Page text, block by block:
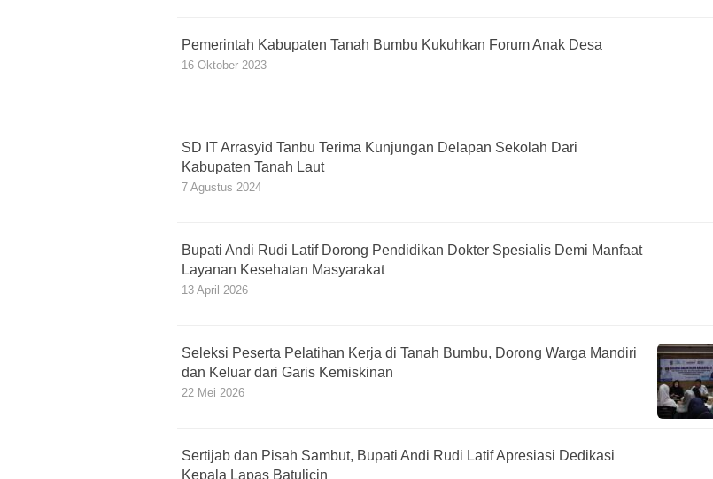
Pemerintah Kabupaten Tanah Bumbu Kukuhkan Forum Anak Desa
16 Oktober 2023
SD IT Arrasyid Tanbu Terima Kunjungan Delapan Sekolah Dari
Kabupaten Tanah Laut
7 Agustus 2024
Bupati Andi Rudi Latif Dorong Pendidikan Dokter Spesialis Demi Manfaat
Layanan Kesehatan Masyarakat
13 April 2026
Seleksi Peserta Pelatihan Kerja di Tanah Bumbu, Dorong Warga Mandiri
dan Keluar dari Garis Kemiskinan
22 Mei 2026
Sertijab dan Pisah Sambut, Bupati Andi Rudi Latif Apresiasi Dedikasi
Kepala Lapas Batulicin